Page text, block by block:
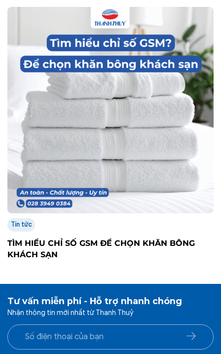
Tin tức
TÌM HIỂU CHỈ SỐ GSM ĐỂ CHỌN KHĂN BÔNG
KHÁCH SẠN
Tư vấn miễn phí - Hỗ trợ nhanh chóng
Nhận thông tin mới nhất từ Thanh Thuỷ